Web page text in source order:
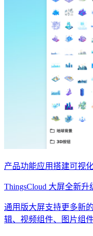
产品功能应用搭建可视
ThingsCloud 大屏全新
通用版大屏支持更多新
辑、视频组件、图片组